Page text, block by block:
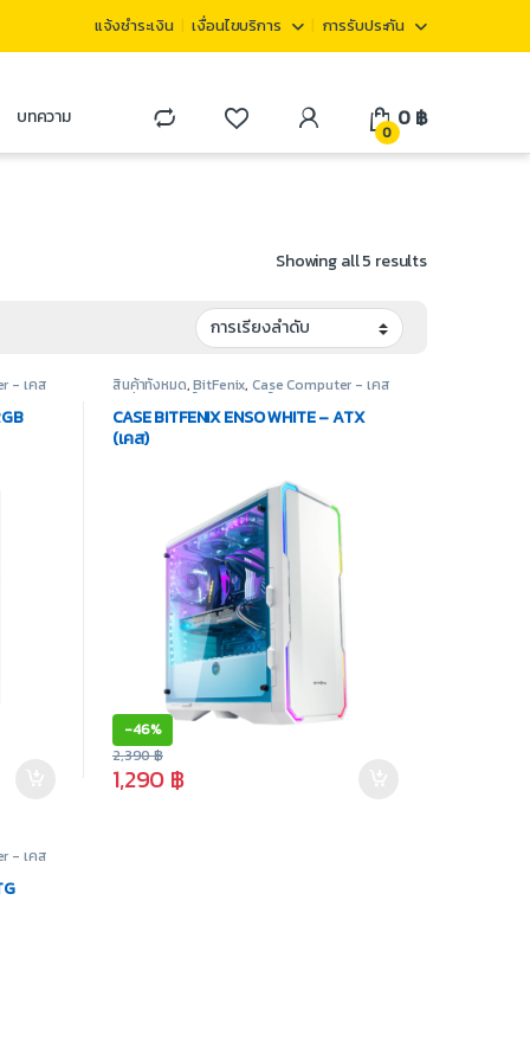
แจ้งชำระเงิน เงื่อนไขบริการ การรับประกัน
บทความ
0
0 ฿
Showing all 5 results
- เคส สินค้าทั้งหมด,BitFenix,Case Computer - เคส
เปล่า อุปกรณ์คอมพิวเตอร์
CASE BITFENIX ENSO WHITE – ATX
(เคส)
-46%
1,290 ฿
2,390฿
- เคส